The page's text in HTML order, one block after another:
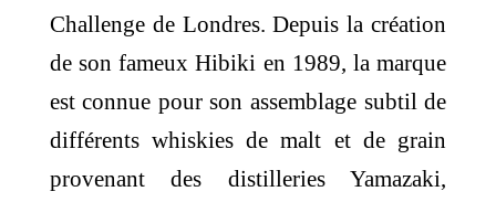
Challenge de Londres. Depuis la création
de son fameux Hibiki en 1989, la marque
est connue pour son assemblage subtil de
différents whiskies de malt et de grain
provenant des distilleries Yamazaki,